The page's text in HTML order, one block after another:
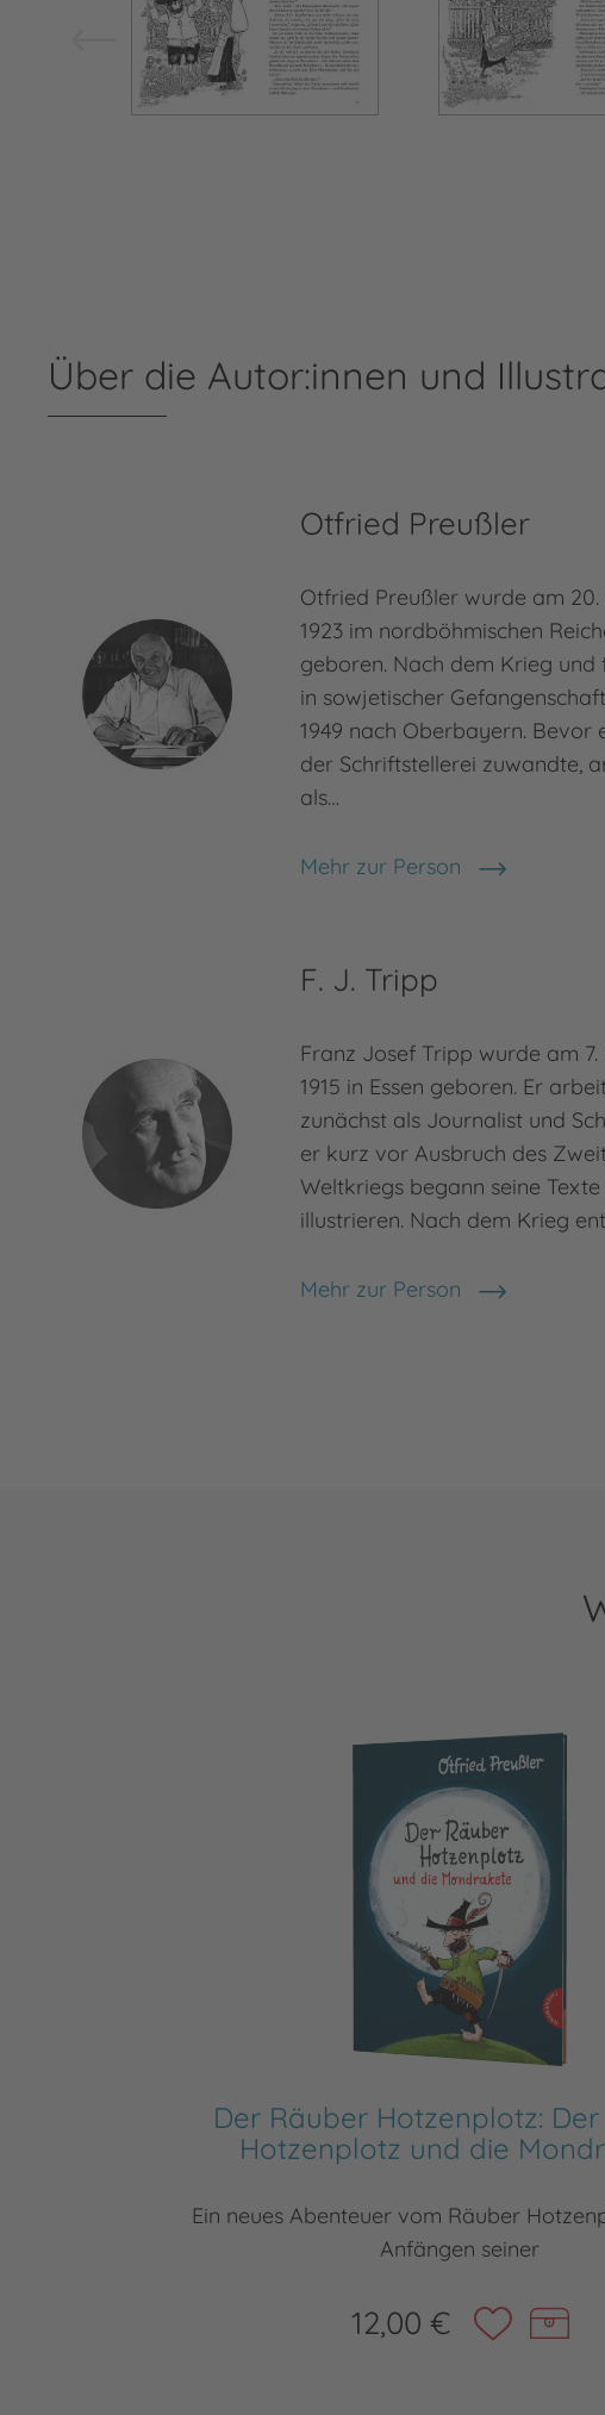
Über die Autor:innen und
Otfried Preußler
Otfried Preußler wurde am
1923 im nordböhmischen
geboren. Nach dem Krieg und
in sowjetischer
1949 nach Oberbayern. Bevor
der Schriftstellerei zuwandte,
als…
Mehr zur Person
Otfried Preußler
F. J. Tripp
Franz Josef Tripp wurde am
1915 in Essen geboren. Er
zunächst als Journalist und
er kurz vor Ausbruch des
Weltkriegs begann seine Texte
illustrieren. Nach dem Krieg
Mehr zur Person
F. J. Tripp
Der Räuber Hotzenplotz:
Hotzenplotz und die
Ein neues Abenteuer vom Räuber
Anfängen seiner
12,00 €